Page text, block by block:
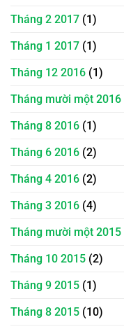
Tháng 2 2017 (1)
Tháng 1 2017 (1)
Tháng 12 2016 (1)
Tháng mười một 2016
Tháng 8 2016 (1)
Tháng 6 2016 (2)
Tháng 4 2016 (2)
Tháng 3 2016 (4)
Tháng mười một 2015
Tháng 10 2015 (2)
Tháng 9 2015 (1)
Tháng 8 2015 (10)